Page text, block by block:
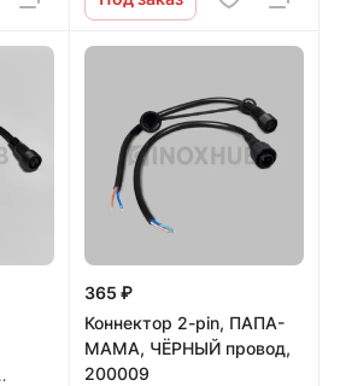
365 ₽
Коннектор 2-pin, ПАПА-
МАМА, ЧЁРНЫЙ провод,
200009